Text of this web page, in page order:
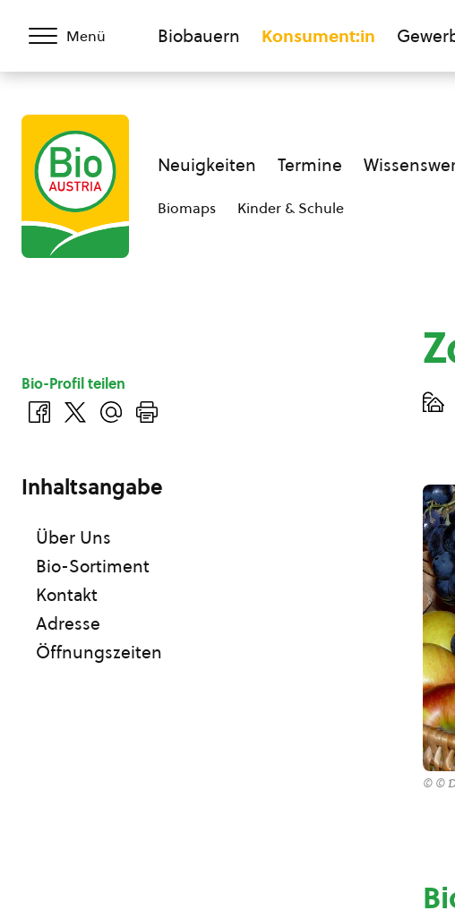
Menü Biobauern Konsument:in
Neuigkeiten Termine
Biomaps Kinder & Schule
© ©
Bio-Profil teilen
Inhaltsangabe
Über Uns
Bio-Sortiment
Kontakt
Adresse
Öffnungszeiten